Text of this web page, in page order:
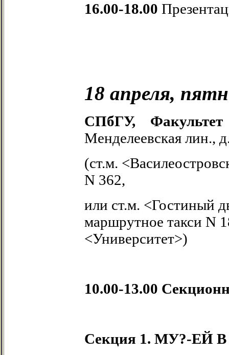
16.00-18.00
18 апреля,
СПбГУ,
Менделеевская лин.,
(ст.м.
N 362,
или ст.м. <Гостиный
маршрутное такси N
<Университет>)
10.00-13.00
Секция 1. МУ?-